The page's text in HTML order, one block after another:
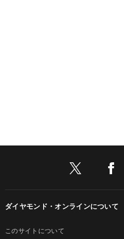
ダイヤモンド・オンラインについて
このサイトについて